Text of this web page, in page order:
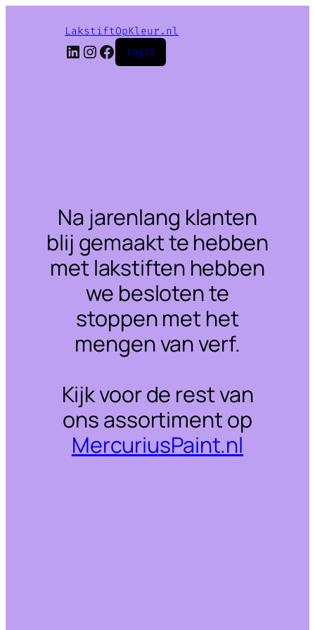
LakstiftOpKleur.nl
LinkedIn
Instagram
Facebook
Login
Na jarenlang klanten
blij gemaakt te hebben
met lakstiften hebben
we besloten te
stoppen met het
mengen van verf.
Kijk voor de rest van
ons assortiment op
MercuriusPaint.nl